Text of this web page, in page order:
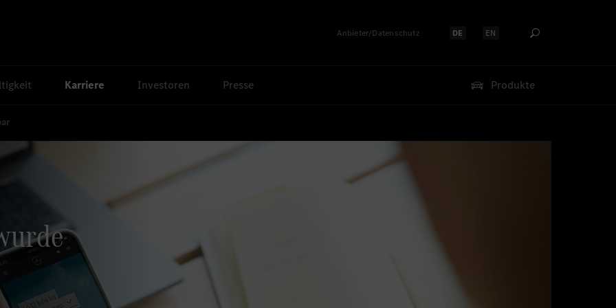
Anbieter/Datenschutz Sprache auswählen:
DE Sprache auswählen:
EN
Karriere Investoren Presse Produkte